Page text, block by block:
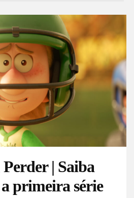
| Saiba
primeira série